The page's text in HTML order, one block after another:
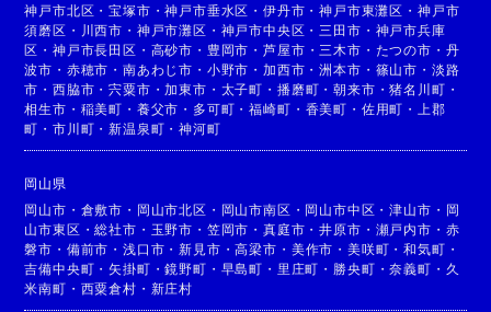
神戸市北区 ・宝塚市 ・神戸市垂水区 ・伊丹市 ・神戸市東灘区 ・ 神戸市
須磨区 ・ 川西市 ・ 神戸市灘区 ・ 神戸市中央区 ・ 三田市 ・ 神戸市兵庫
区 ・神戸市長田区 ・ 高砂市 ・ 豊岡市 ・芦屋市 ・ 三木市 ・ たつの市 ・ 丹
波市 ・ 赤穂市 ・南あわじ市 ・ 小野市 ・加西市 ・洲本市 ・ 篠山市 ・ 淡路
市 ・西脇市 ・宍粟市 ・加東市 ・ 太子町 ・ 播磨町 ・朝来市 ・猪名川町 ・
相生市 ・ 稲美町 ・ 養父市 ・ 多可町 ・福崎町 ・ 香美町 ・ 佐用町 ・
上郡
町 ・市川町 ・新温泉町 ・神河町
岡山県
岡山市 ・ 倉敷市 ・ 岡山市北区 ・ 岡山市南区 ・ 岡山市中区 ・津山市 ・ 岡
山市東区 ・総社市 ・ 玉野市 ・ 笠岡市 ・真庭市 ・井原市 ・ 瀬戸内市 ・ 赤
磐市 ・ 備前市 ・浅口市 ・新見市 ・高梁市 ・ 美作市 ・ 美咲町 ・和気町 ・
吉備中央町 ・矢掛町 ・鏡野町 ・ 早島町 ・ 里庄町 ・ 勝央町 ・奈義町 ・ 久
米南町 ・ 西粟倉村 ・ 新庄村